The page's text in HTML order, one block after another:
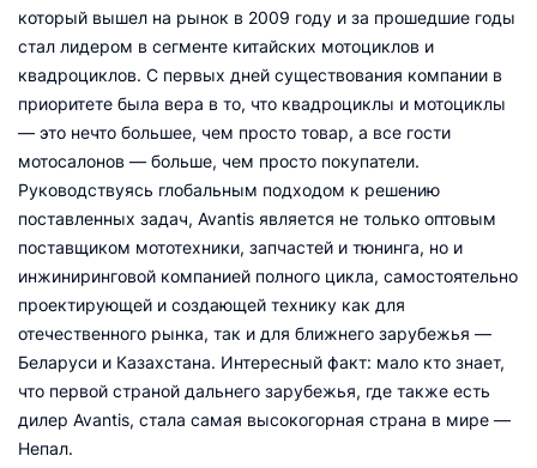
который вышел на рынок в 2009 году и за прошедшие годы
стал лидером в сегменте китайских мотоциклов и
квадроциклов. С первых дней существования компании в
приоритете была вера в то, что квадроциклы и мотоциклы
— это нечто большее, чем просто товар, а все гости
мотосалонов — больше, чем просто покупатели.
Руководствуясь глобальным подходом к решению
поставленных задач, Avantis является не только оптовым
поставщиком мототехники, запчастей и тюнинга, но и
инжиниринговой компанией полного цикла, самостоятельно
проектирующей и создающей технику как для
отечественного рынка, так и для ближнего зарубежья —
Беларуси и Казахстана. Интересный факт: мало кто знает,
что первой страной дальнего зарубежья, где также есть
дилер Avantis, стала самая высокогорная страна в мире —
Непал.